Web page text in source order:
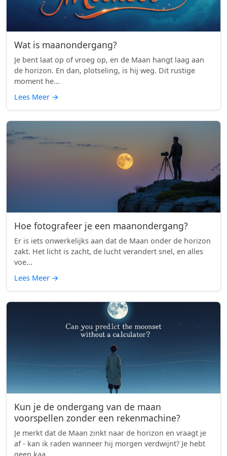
Wat is maanondergang?
Je bent laat op of vroeg op, en de Maan hangt laag aan
de horizon. En dan, plotseling, is hij weg. Dit rustige
moment he...
Lees Meer →
Hoe fotografeer je een maanondergang?
Er is iets onwerkelijks aan dat de Maan onder de horizon
zakt. Het licht is zacht, de lucht verandert snel, en alles
voe...
Lees Meer →
Kun je de ondergang van de maan
voorspellen zonder een rekenmachine?
Je merkt dat de Maan zinkt naar de horizon en vraagt je
af - kan ik raden wanneer hij morgen verdwijnt? Je hebt